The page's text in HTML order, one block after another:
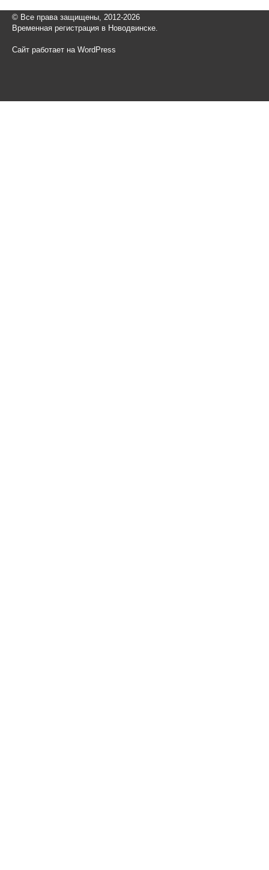
© Все права защищены, 2012-2026
Временная регистрация в Новодвинске.
Сайт работает на WordPress